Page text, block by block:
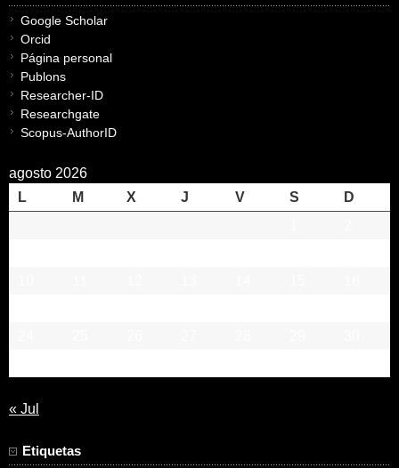
Google Scholar
Orcid
Página personal
Publons
Researcher-ID
Researchgate
Scopus-AuthorID
agosto 2026
L
M X J V S
D
« Jul
Etiquetas